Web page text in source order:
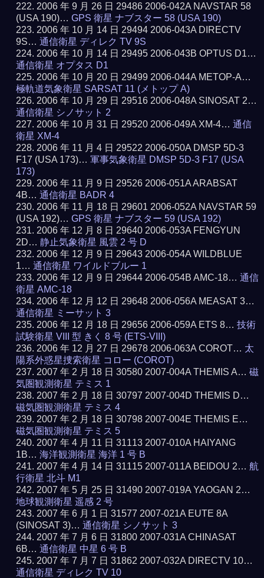
2006 年 9 月 26 日 29486 2006-042A NAVSTAR 58
(USA 190)…GPS 衛星 ナブスター 58 (USA 190)
2006 年 10 月 14 日 29494 2006-043A DIRECTV
9S…通信衛星 ディレク TV 9S
2006 年 10 月 14 日 29495 2006-043B OPTUS D1…
通信衛星 オプタス D1
2006 年 10 月 20 日 29499 2006-044A METOP-A…
極軌道気象衛星 SARSAT 11 (メトップ A)
2006 年 10 月 29 日 29516 2006-048A SINOSAT 2…
通信衛星 シノサット 2
2006 年 10 月 31 日 29520 2006-049A XM-4…通信
衛星 XM-4
2006 年 11 月 4 日 29522 2006-050A DMSP 5D-3
F17 (USA 173)…軍事気象衛星 DMSP 5D-3 F17 (USA
173)
2006 年 11 月 9 日 29526 2006-051A ARABSAT
4B…通信衛星 BADR 4
2006 年 11 月 18 日 29601 2006-052A NAVSTAR 59
(USA 192)…GPS 衛星 ナブスター 59 (USA 192)
2006 年 12 月 8 日 29640 2006-053A FENGYUN
2D…静止気象衛星 風雲 2 号 D
2006 年 12 月 9 日 29643 2006-054A WILDBLUE
1…通信衛星 ワイルドブルー 1
2006 年 12 月 9 日 29644 2006-054B AMC-18…通信
衛星 AMC-18
2006 年 12 月 12 日 29648 2006-056A MEASAT 3…
通信衛星 ミーサット 3
2006 年 12 月 18 日 29656 2006-059A ETS 8…技術
試験衛星 VIII 型 きく 8 号 (ETS-VIII)
2006 年 12 月 27 日 29678 2006-063A COROT… 太
陽系外惑星捜索衛星 コロー (COROT)
2007 年 2 月 18 日 30580 2007-004A THEMIS A…磁
気圏観測衛星 テミス 1
2007 年 2 月 18 日 30797 2007-004D THEMIS D…
磁気圏観測衛星 テミス 4
2007 年 2 月 18 日 30798 2007-004E THEMIS E…
磁気圏観測衛星 テミス 5
2007 年 4 月 11 日 31113 2007-010A HAIYANG
1B…海洋観測衛星 海洋 1 号 B
2007 年 4 月 14 日 31115 2007-011A BEIDOU 2…航
行衛星 北斗 M1
2007 年 5 月 25 日 31490 2007-019A YAOGAN 2…
地球観測衛星 遥感 2 号
2007 年 6 月 1 日 31577 2007-021A EUTE 8A
(SINOSAT 3)…通信衛星 シノサット 3
2007 年 7 月 6 日 31800 2007-031A CHINASAT
6B…通信衛星 中星 6 号 B
2007 年 7 月 7 日 31862 2007-032A DIRECTV 10…
通信衛星 ディレク TV 10